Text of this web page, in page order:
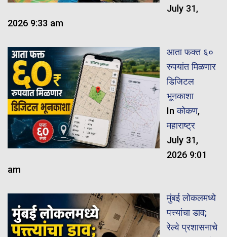
July 31,
2026 9:33 am
​आता फक्त ६०
रुपयांत मिळणार
डिजिटल
भूनकाशा
Inकोकण,
महाराष्ट्र
July 31,
2026 9:01
am
मुंबई लोकलमध्ये
पत्त्यांचा डाव;
रेल्वे प्रशासनाचे